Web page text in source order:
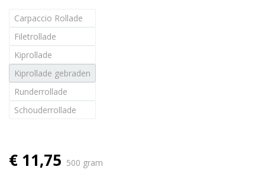
Carpaccio Rollade
Filetrollade
Kiprollade
Kiprollade gebraden
Runderrollade
Schouderrollade
€ 11,75 500 gram